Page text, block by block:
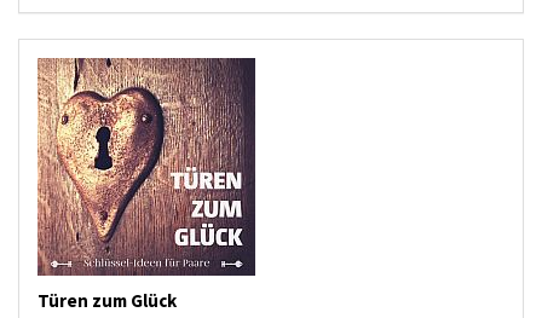
Türen zum Glück